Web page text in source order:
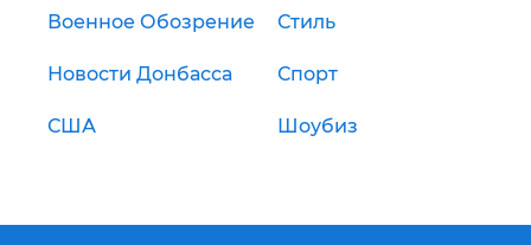
Военное Обозрение Стиль
Новости Донбасса Спорт
США Шоубиз